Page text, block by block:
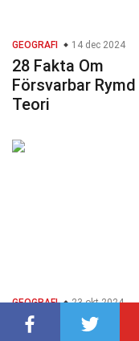
GEOGRAFI 14 dec 2024
28 Fakta Om
Försvarbar Rymd
Teori
GEOGRAFI 23 okt 2024
29 Fakta Om